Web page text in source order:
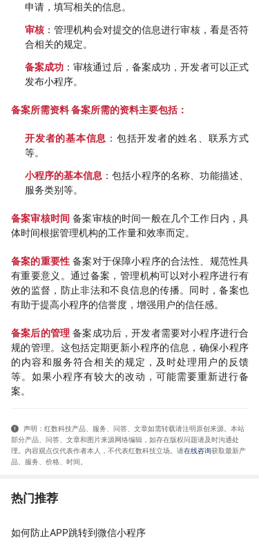
申请，填写相关的信息。
审核 ：管理机构会对提交的信息进行审核，看是否符
合相关的规定。
备案成功 ：审核通过后，备案成功，开发者可以正式
发布小程序。
备案所需资料 备案所需的资料主要包括：
开发者的基本信息 ：包括开发者的姓名、联系方式
等。
小程序的基本信息 ：包括小程序的名称、功能描述、
服务类别等。
备案审核时间 备案审核的时间一般在几个工作日内，具
体时间根据管理机构的工作量和效率而定。
备案的重要性 备案对于保障小程序的合法性、规范性具
有重要意义。通过备案，管理机构可以对小程序进行有
效的监督，防止非法和不良信息的传播。同时，备案也
有助于提高小程序的信誉度，增强用户的信任感。
备案后的管理 备案成功后，开发者需要对小程序进行合
规的管理。这包括定期更新小程序的信息，确保小程序
的内容和服务符合相关的规定，及时处理用户的反馈
等。如果小程序有较大的改动，可能需要重新进行备
案。
声明：红数科技产品、服务、问答、文章如需转载请注明原创来源。本站
部分产品、问答 、文章和图片来源网络编辑，如存在版权问题请及时沟通处
理。内容观点仅代表作者本人，不代表红数科技立场。请在线咨询获取最新产
品、服务、价格、时间
热门推荐
如何防止APP跳转到微信小程序